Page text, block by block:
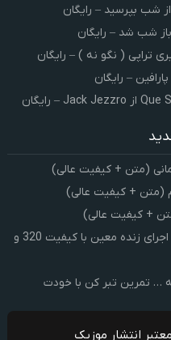
شب بپرسید – رایگان
شب شد – رایگان
تراپی ( نگو نه ) – رایگان
– رایگان
(متن + کیفیت عالی)
(متن + کیفیت عالی)
+ کیفیت عالی)
کنسرت صوتی معین لایو | آرشیو کامل اجرای زنده معین با کیفیت 320 و
… تمرین تبر کن با خودت
انتشار موزیک